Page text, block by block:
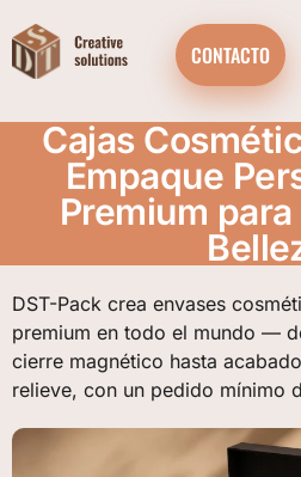
CONTACTO
Cajas
Empaque
Premium
DST-Pack crea envases
premium en todo el mundo —
cierre magnético hasta
relieve, con un pedido mínimo